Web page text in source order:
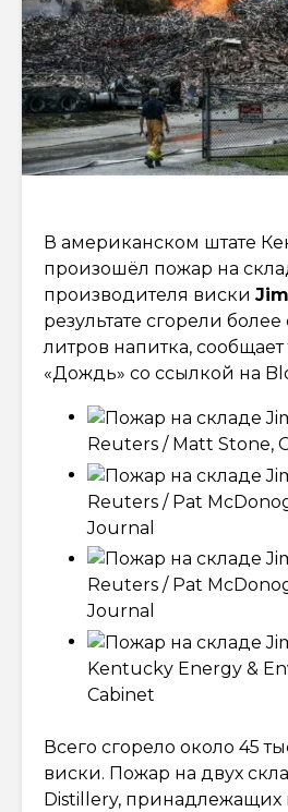
В американском штате
произошёл пожар на
производителя виски
результате сгорели
литров напитка, сообщает
«Дождь» со ссылкой на
Reuters / Matt Stone,
Reuters / Pat
Journal
Reuters / Pat
Journal
Kentucky Energy &
Cabinet
Всего сгорело около 45
виски. Пожар на двух
Distillery, принадлежащих